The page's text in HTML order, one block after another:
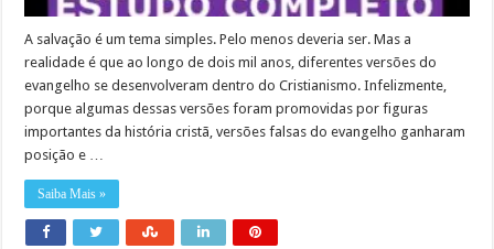
A salvação é um tema simples. Pelo menos deveria ser. Mas a
realidade é que ao longo de dois mil anos, diferentes versões do
evangelho se desenvolveram dentro do Cristianismo. Infelizmente,
porque algumas dessas versões foram promovidas por figuras
importantes da história cristã, versões falsas do evangelho ganharam
posição e …
Saiba Mais »